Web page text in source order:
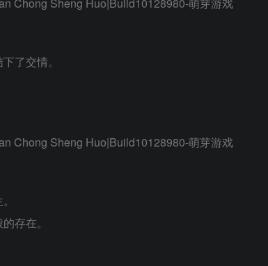
了交情。
存在。